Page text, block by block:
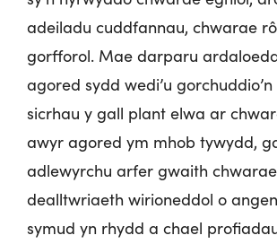
adeiladu cuddfannau, chwarae
gorfforol. Mae darparu
agored sydd wedi’u
sicrhau y gall plant elwa ar
awyr agored ym mhob tywydd,
adlewyrchu arfer gwaith
dealltwriaeth wirioneddol o
symud yn rhydd a chael